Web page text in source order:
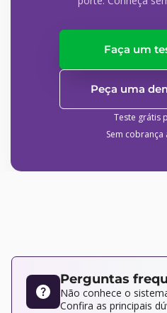
Faça um
Peça uma
Teste grátis
Sem
Perguntas
Não conhece o
Confira as principais